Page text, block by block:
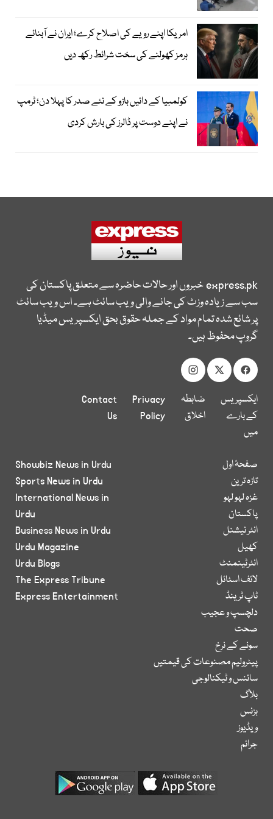
امریکا اپنے رویے کی اصلاح کرے؛ ایران نے آبنائے
ہرمز کھولنے کی سخت شرائط رکھ دیں
کولمبیا کے دائیں بازو کے نئے صدر کا پہلا دن؛ ٹرمپ
نے اپنے دوست پر ڈالرز کی بارش کردی
express.pkخبروں اور حالات حاضرہ سے متعلق پاکستان کی
سب سے زیادہ وزٹ کی جانے والی ویب سائٹ ہے۔ اس ویب سائٹ
پر شائع شدہ تمام مواد کے جملہ حقوق بحق ایکسپریس میڈیا
گروپ محفوظ ہیں۔
ایکسپریس
کے بارے
میں
ضابطہ
اخلاق
Privacy
Policy
Contact
Us
صفحۂ اول
تازہ ترین
غزہ لہو لہو
پاکستان
انٹر نیشنل
کھیل
انٹرٹینمنٹ
لائف اسٹائل
ٹاپ ٹرینڈ
دلچسپ و عجیب
صحت
سونے کے نرخ
پیٹرولیم مصنوعات کی قیمتیں
سائنس و ٹیکنالوجی
بلاگ
بزنس
ویڈیوز
جرائم
Showbiz News in Urdu
Sports News in Urdu
International News in
Urdu
Business News in Urdu
Urdu Magazine
Urdu Blogs
The Express Tribune
Express Entertainment